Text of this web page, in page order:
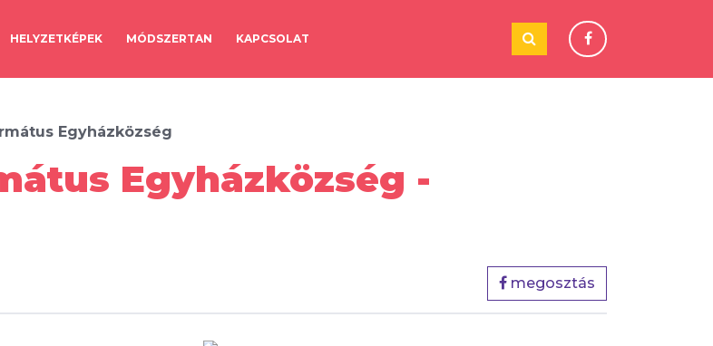
HELYZETKÉPEK MÓDSZERTAN KAPCSOLAT
Egyházközség
Egyházközség -
megosztás